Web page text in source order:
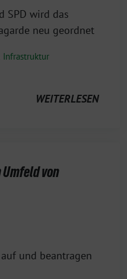
SPD wird das
neu geordnet
Infrastruktur
WEITERLESEN
von
und beantragen